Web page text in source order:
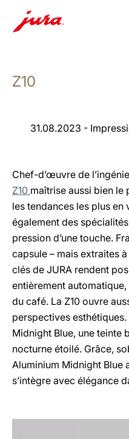
contenu
recherche
Z10
31.08.2023 -
Chef-d’œuvre de
Z10 maîtrise aussi bien le
les tendances les plus en
également des
pression d’une touche.
capsule – mais extraites
clés de JURA rendent
entièrement
du café. La Z10 ouvre
perspectives
Midnight Blue, une teinte
nocturne étoilé. Grâce,
Aluminium Midnight Blue
s’intègre avec élégance